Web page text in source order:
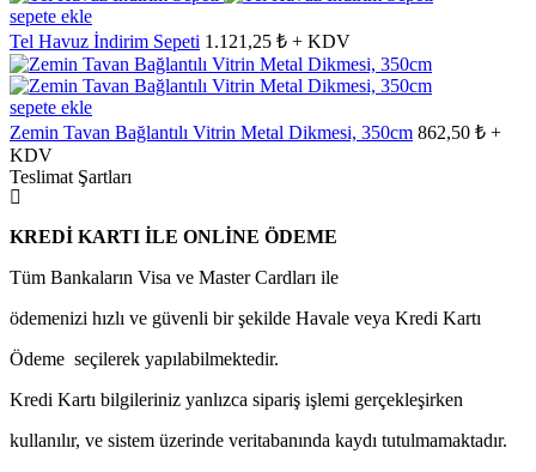
sepete ekle
Tel Havuz İndirim Sepeti 1.121,25 ₺ + KDV
sepete ekle
Zemin Tavan Bağlantılı Vitrin Metal Dikmesi, 350cm 862,50 ₺ +
KDV
Teslimat Şartları
KREDİ KARTI İLE ONLİNE ÖDEME
Tüm Bankaların Visa ve Master Cardları ile
ödemenizi hızlı ve güvenli bir şekilde Havale veya Kredi Kartı
Ödeme seçilerek yapılabilmektedir.
Kredi Kartı bilgileriniz yanlızca sipariş işlemi gerçekleşirken
kullanılır, ve sistem üzerinde veritabanında kaydı tutulmamaktadır.